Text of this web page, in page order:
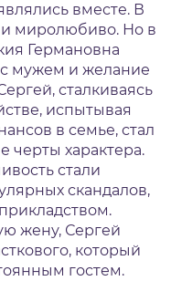
вместе. В
миролюбиво. Но в
Германовна
с мужем и желание
сталкиваясь
испытывая
в семье, стал
черты характера.
стали
скандалов,
жену, Сергей
который
гостем.